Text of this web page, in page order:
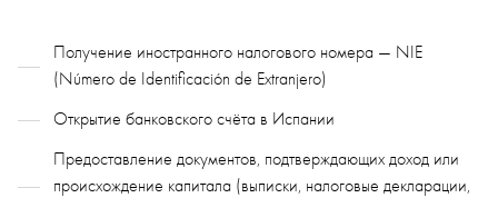
Получение иностранного налогового номера — NIE
(Número de Identificación de Extranjero)
Открытие банковского счёта в Испании
Предоставление документов, подтверждающих доход или
происхождение капитала (выписки, налоговые декларации,